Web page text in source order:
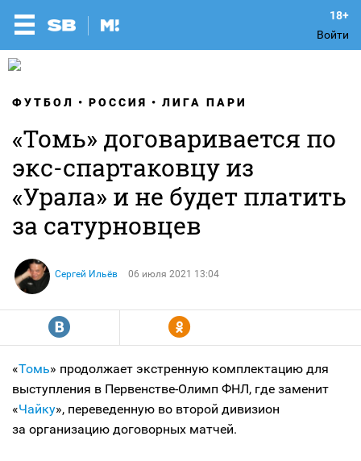
Войти
ФУТБОЛ РОССИЯ ЛИГА ПАРИ
«Томь» договаривается по
экс-спартаковцу из
«Урала» и не будет платить
за сатурновцев
Сергей Ильёв 06 июля 2021 13:04
R Y
«Томь» продолжает экстренную комплектацию для
выступления в Первенстве-Олимп ФНЛ, где заменит
«Чайку», переведенную во второй дивизион
за организацию договорных матчей.